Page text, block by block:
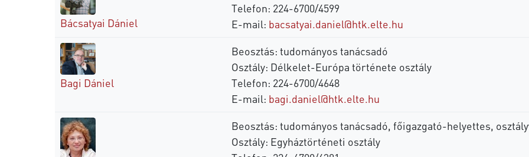
Bácsatyai Dániel
Telefon: 224-6700/4599
E-mail: bacsatyai.daniel@htk.elte.hu
Bagi Dániel
Beosztás: tudományos tanácsadó
Osztály: Délkelet-Európa története osztály
Telefon: 224-6700/4648
E-mail: bagi.daniel@htk.elte.hu
Beosztás: tudományos tanácsadó, főigazgató-helyettes,
Osztály: Egyháztörténeti osztály